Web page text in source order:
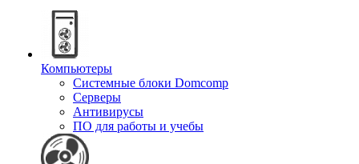
Компьютеры
Системные блоки Domcomp
Серверы
Антивирусы
ПО для работы и учебы